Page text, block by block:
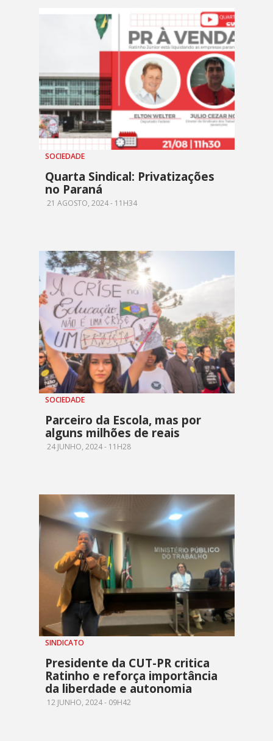
SOCIEDADE
Quarta Sindical: Privatizações
no Paraná
21 AGOSTO, 2024 - 11H34
SOCIEDADE
Parceiro da Escola, mas por
alguns milhões de reais
24 JUNHO, 2024 - 11H28
SINDICATO
Presidente da CUT-PR critica
Ratinho e reforça importância
da liberdade e autonomia
12 JUNHO, 2024 - 09H42